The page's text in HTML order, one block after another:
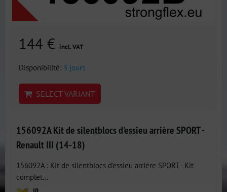
144 € incl. VAT
Disponibilité: 3 jours
SELECT VARIANT
156092A Kit de silentblocs d'essieu arrière SPORT -
Renault III (14-18)
156092A : Kit de silentblocs d'essieu arrière SPORT - Kit
complet...